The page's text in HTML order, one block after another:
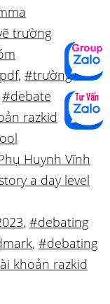
trường
, #trường
#debate
razkid
Huynh Vĩnh
a day level
, #debating
, #debating
khoản razkid